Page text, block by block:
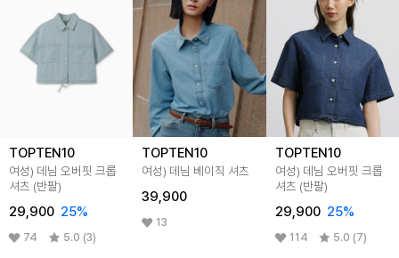
TOPTEN10
여성) 데님 오버핏 크롭
셔츠 (반팔)
29,900 25%
74 5.0 (3)
TOPTEN10
여성) 데님 베이직 셔츠
39,900
13
TOPTEN10
여성) 데님 오버핏 크롭
셔츠 (반팔)
29,900 25%
114 5.0 (7)